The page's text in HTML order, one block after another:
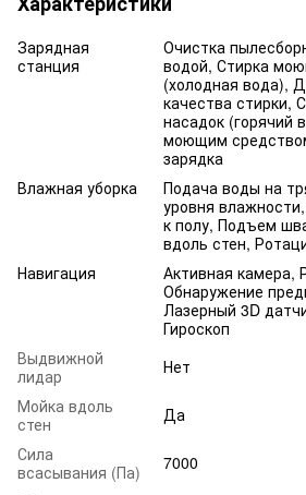
Зарядная
станция
Очистка
водой, Стирка
(холодная вода),
качества стирки,
насадок (горячий
моющим
зарядка
Влажная уборка
Подача воды на
уровня
к полу, Подъем
вдоль стен,
Навигация
Активная камера,
Обнаружение
Лазерный 3D
Гироскоп
Выдвижной
лидар
Нет
Мойка вдоль
стен
Да
Сила
всасывания (Па)
7000